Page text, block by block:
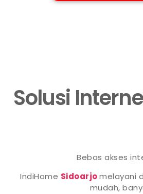
Solusi
Bebas akses
IndiHome Sidoarjo melayani
mudah,